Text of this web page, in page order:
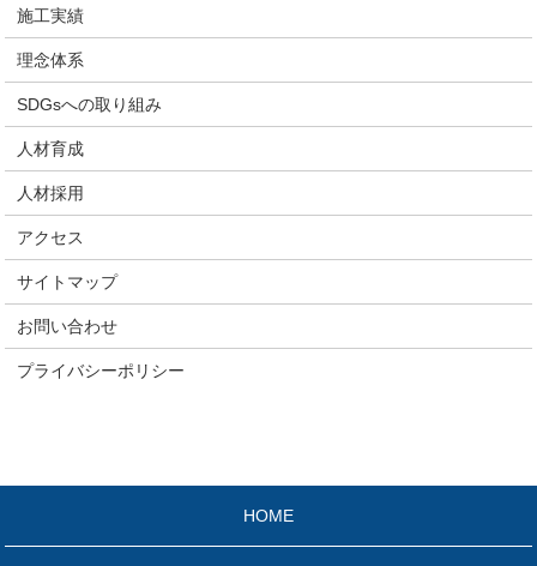
施工実績
理念体系
SDGsへの取り組み
人材育成
人材採用
アクセス
サイトマップ
お問い合わせ
プライバシーポリシー
HOME